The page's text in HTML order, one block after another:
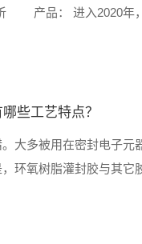
品： 进入2020年，
些工艺特点？
大多被用在密封电子
环氧树脂灌封胶与其